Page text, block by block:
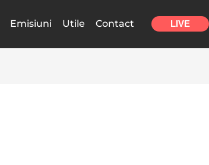
Emisiuni Utile Contact LIVE